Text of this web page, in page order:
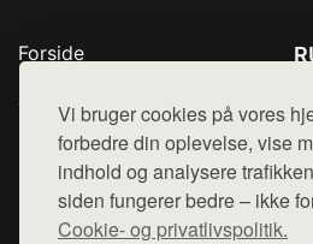
Vi bruger cookies på vores
forbedre din oplevelse, vise
indhold og analysere
siden fungerer bedre – ikke
Cookie- og privatlivspolitik.
Forside
Top Rabatter
Kontakt